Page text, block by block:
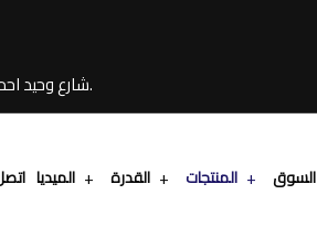
20 شارع وحيد احمد على , بجوار الاتحاد الصناعى طريق بيجام ,المنطقه الصناعيه ,القليوبيه , مصر.
السوق المنتجات القدرة الميديا